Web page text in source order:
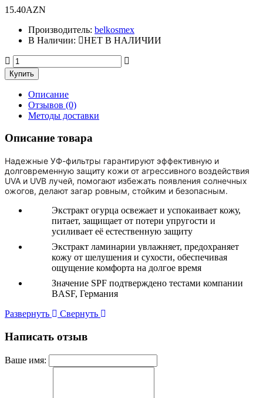
15.40AZN
Производитель: belkosmex
В Наличии:
НЕТ В НАЛИЧИИ
Описание
Отзывов (0)
Методы доставки
Описание товара
Надежные УФ-фильтры гарантируют эффективную и
долговременную защиту кожи от агрессивного воздействия
UVA и UVB лучей, помогают избежать появления солнечных
ожогов, делают загар ровным, стойким и безопасным.
Экстракт огурца освежает и успокаивает кожу,
питает, защищает от потери упругости и
усиливает её естественную защиту
Экстракт ламинарии увлажняет, предохраняет
кожу от шелушения и сухости, обеспечивая
ощущение комфорта на долгое время
Значение SPF подтверждено тестами компании
BASF, Германия
Развернуть
Свернуть
Написать отзыв
Ваше имя: